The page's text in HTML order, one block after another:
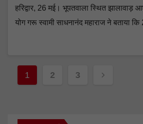
हरिद्वार, 26 मई। भूपतवाला स्थित झालावाड़
योग गरू स्वामी साधनानंद महाराज ने बताया
Posts
1 2 3